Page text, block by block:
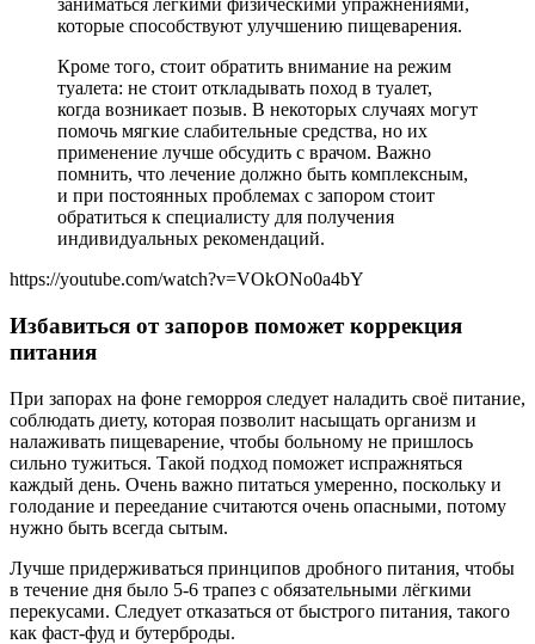
заниматься легкими физическими упражнениями,
которые способствуют улучшению пищеварения.
Кроме того, стоит обратить внимание на режим
туалета: не стоит откладывать поход в туалет,
когда возникает позыв. В некоторых случаях могут
помочь мягкие слабительные средства, но их
применение лучше обсудить с врачом. Важно
помнить, что лечение должно быть комплексным,
и при постоянных проблемах с запором стоит
обратиться к специалисту для получения
индивидуальных рекомендаций.
https://youtube.com/watch?v=VOkONo0a4bY
Избавиться от запоров поможет коррекция
питания
При запорах на фоне геморроя следует наладить своё питание,
соблюдать диету, которая позволит насыщать организм и
налаживать пищеварение, чтобы больному не пришлось
сильно тужиться. Такой подход поможет испражняться
каждый день. Очень важно питаться умеренно, поскольку и
голодание и переедание считаются очень опасными, потому
нужно быть всегда сытым.
Лучше придерживаться принципов дробного питания, чтобы
в течение дня было 5-6 трапез с обязательными лёгкими
перекусами. Следует отказаться от быстрого питания, такого
как фаст-фуд и бутерброды.